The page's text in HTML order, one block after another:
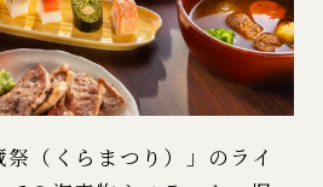
祭（くらまつり）」のライ